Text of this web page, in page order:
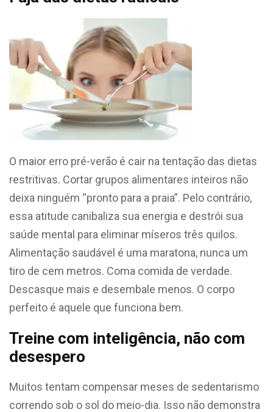
O maior erro pré-verão é cair na tentação das dietas
restritivas. Cortar grupos alimentares inteiros não
deixa ninguém “pronto para a praia”. Pelo contrário,
essa atitude canibaliza sua energia e destrói sua
saúde mental para eliminar míseros três quilos.
Alimentação saudável é uma maratona, nunca um
tiro de cem metros. Coma comida de verdade.
Descasque mais e desembale menos. O corpo
perfeito é aquele que funciona bem.
Treine com inteligência, não com
desespero
Muitos tentam compensar meses de sedentarismo
correndo sob o sol do meio-dia. Isso não demonstra